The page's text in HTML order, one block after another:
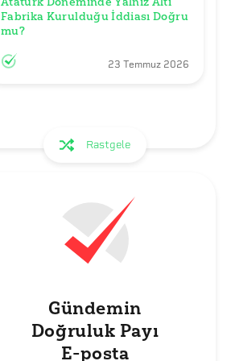
Fabrika Kurulduğu İddiası Doğru
mu?
23 Temmuz 2026
Rastgele
Gündemin
Doğruluk Payı
E-posta